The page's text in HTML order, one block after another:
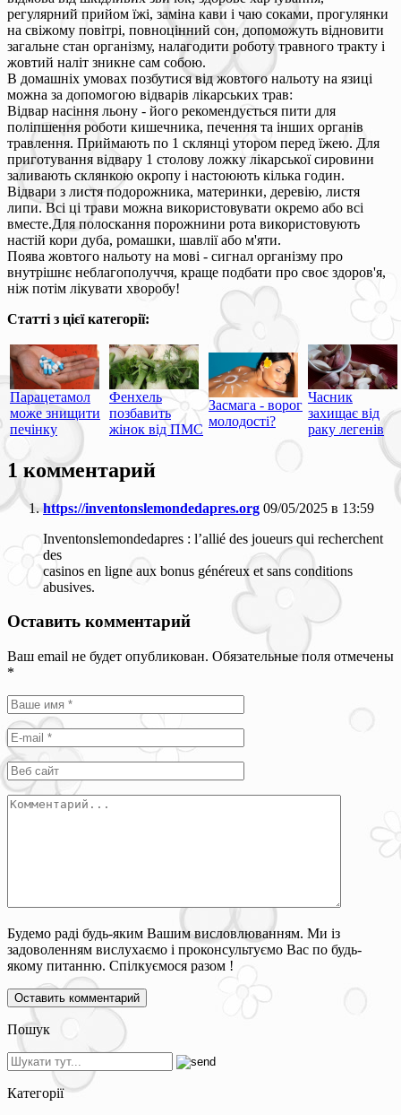
регулярний прийом їжі, заміна кави і чаю соками, прогулянки
на свіжому повітрі, повноцінний сон, допоможуть відновити
загальне стан організму, налагодити роботу травного тракту і
жовтий наліт зникне сам собою.
В домашніх умовах позбутися від жовтого нальоту на язиці
можна за допомогою відварів лікарських трав:
Відвар насіння льону - його рекомендується пити для
поліпшення роботи кишечника, печення та інших органів
травлення. Приймають по 1 склянці утором перед їжею. Для
приготування відвару 1 столову ложку лікарської сировини
заливають склянкою окропу і настоюють кілька годин.
Відвари з листя подорожника, материнки, деревію, листя
липи. Всі ці трави можна використовувати окремо або всі
вместе.Для полоскання порожнини рота використовують
настій кори дуба, ромашки, шавлії або м'яти.
Поява жовтого нальоту на мові - сигнал організму про
внутрішнє неблагополуччя, краще подбати про своє здоров'я,
ніж потім лікувати хворобу!
Статті з цієї категорії:
Парацетамол
може знищити
печінку
Фенхель
позбавить
жінок від ПМС
Засмага - ворог
молодості?
Часник
захищає від
раку легенів
1 комментарий
https://inventonslemondedapres.org 09/05/2025 в 13:59
Inventonslemondedapres : l’allié des joueurs qui recherchent
des
casinos en ligne aux bonus généreux et sans conditions
abusives.
Оставить комментарий
Ваш email не будет опубликован. Обязательные поля отмечены
*
Будемо раді будь-яким Вашим висловлюванням. Ми із
задоволенням вислухаємо і проконсультуємо Вас по будь-
якому питанню. Спілкуємося разом !
Пошук
Категорії